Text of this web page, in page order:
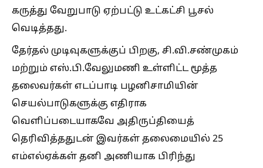
கருத்து வேறுபாடு ஏற்பட்டு உட்கட்சி பூசல்
வெடித்தது.
தேர்தல் முடிவுகளுக்குப் பிறகு, சி.வி.சண்முகம்
மற்றும் எஸ்.பி.வேலுமணி உள்ளிட்ட மூத்த
தலைவர்கள் எடப்பாடி பழனிசாமியின்
செயல்பாடுகளுக்கு எதிராக
வெளிப்படையாகவே அதிருப்தியைத்
தெரிவித்ததுடன் இவர்கள் தலைமையில் 25
எம்எல்ஏக்கள் தனி அணியாக பிரிந்து